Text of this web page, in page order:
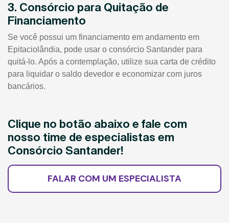
3. Consórcio para Quitação de
Financiamento
Se você possui um financiamento em andamento em
Epitaciolândia, pode usar o consórcio Santander para
quitá-lo. Após a contemplação, utilize sua carta de crédito
para liquidar o saldo devedor e economizar com juros
bancários.
Clique no botão abaixo e fale com
nosso time de especialistas em
Consórcio Santander!
FALAR COM UM ESPECIALISTA